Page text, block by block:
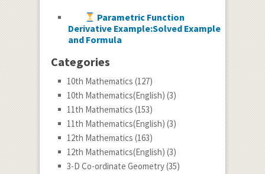
Parametric Function
Derivative Example:Solved Example
and Formula
Categories
10th Mathematics (127)
10th Mathematics(English) (3)
11th Mathematics (153)
11th Mathematics(English) (3)
12th Mathematics (163)
12th Mathematics(English) (3)
3-D Co-ordinate Geometry(35)